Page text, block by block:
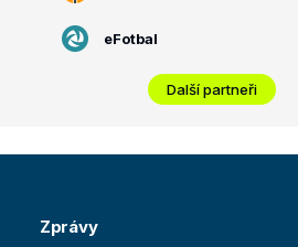
eFotbal
Další partneři
Zprávy